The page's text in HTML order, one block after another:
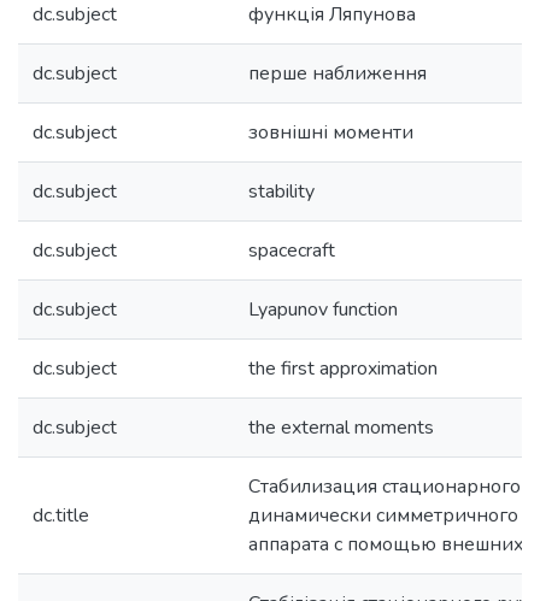
dc.subject функція Ляпунова
dc.subject перше наближення
dc.subject зовнішні моменти
dc.subject stability
dc.subject spacecraft
dc.subject Lyapunov function
dc.subject the first approximation
dc.subject the external moments
dc.title
Стабилизация стационарного
динамически симметричного
аппарата с помощью внешних